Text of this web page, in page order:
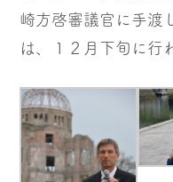
崎方啓審議官に手渡
は、１２月下旬に行